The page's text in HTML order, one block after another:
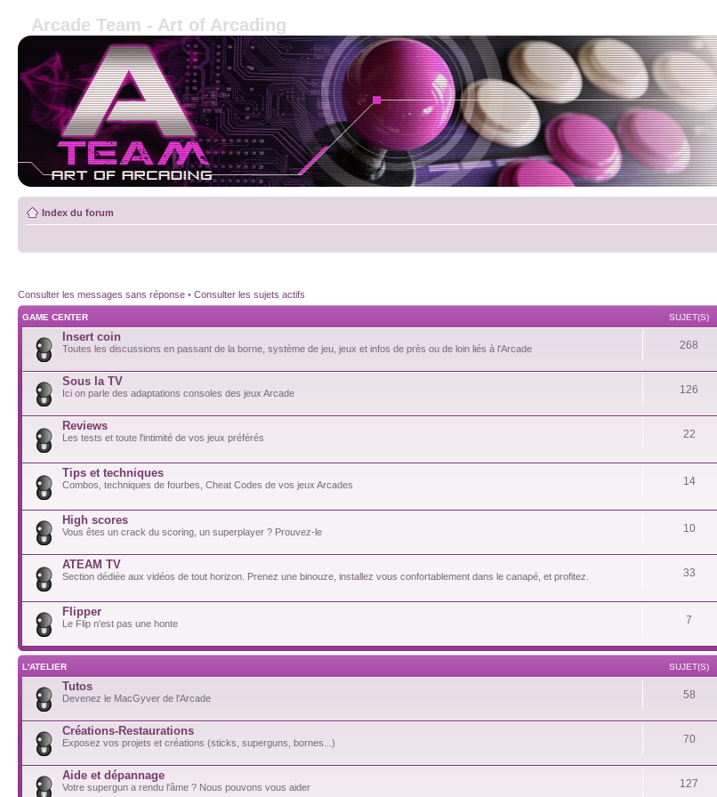
Arcade Team - Art of Arcading
Index du forum
Consulter les messages sans réponse • Consulter les sujets actifs
GAME CENTER SUJET(S)
Insert coin
Toutes les discussions en passant de la borne, système de jeu, jeux et infos de près ou de loin liés à l'Arcade 268
Sous la TV
Ici on parle des adaptations consoles des jeux Arcade 126
Reviews
Les tests et toute l'intimité de vos jeux préférés 22
Tips et techniques
Combos, techniques de fourbes, Cheat Codes de vos jeux Arcades 14
High scores
Vous êtes un crack du scoring, un superplayer ? Prouvez-le 10
ATEAM TV
Section dédiée aux vidéos de tout horizon. Prenez une binouze, installez vous confortablement dans le canapé, et profitez. 33
Flipper
Le Flip n'est pas une honte 7
L'ATELIER SUJET(S)
Tutos
Devenez le MacGyver de l'Arcade 58
Créations-Restaurations
Exposez vos projets et créations (sticks, superguns, bornes...) 70
Aide et dépannage
Votre supergun a rendu l'âme ? Nous pouvons vous aider 127